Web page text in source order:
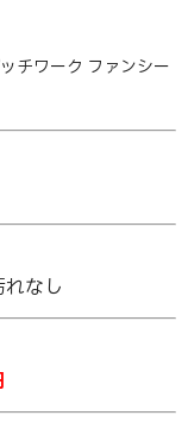
チワーク ファンシー
なし